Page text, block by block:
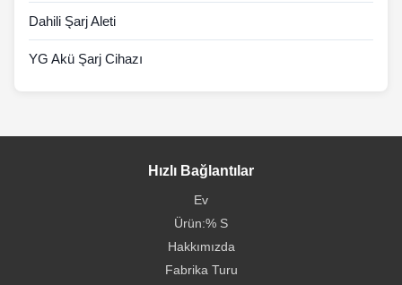
Dahili Şarj Aleti
YG Akü Şarj Cihazı
Hızlı Bağlantılar
Ev
Ürün:% S
Hakkımızda
Fabrika Turu